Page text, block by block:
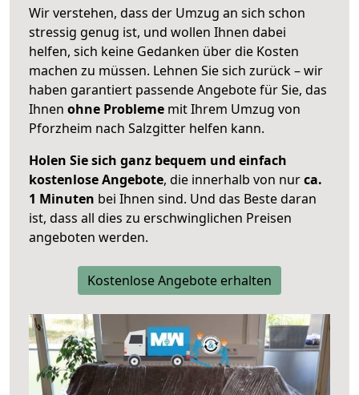
Wir verstehen, dass der Umzug an sich schon
stressig genug ist, und wollen Ihnen dabei
helfen, sich keine Gedanken über die Kosten
machen zu müssen. Lehnen Sie sich zurück – wir
haben garantiert passende Angebote für Sie, das
Ihnen ohne Probleme mit Ihrem Umzug von
Pforzheim nach Salzgitter helfen kann.
Holen Sie sich ganz bequem und einfach
kostenlose Angebote, die innerhalb von nurca.
1 Minuten bei Ihnen sind. Und das Beste daran
ist, dass all dies zu erschwinglichen Preisen
angeboten werden.
Kostenlose Angebote erhalten